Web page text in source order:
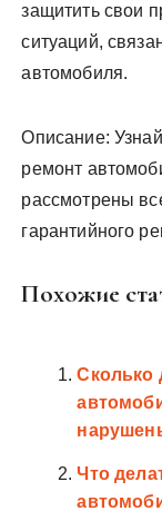
защитить свои
ситуаций,
автомобиля.
Описание:
ремонт
рассмотрены
гарантийного
Похожие
Сколько
Что